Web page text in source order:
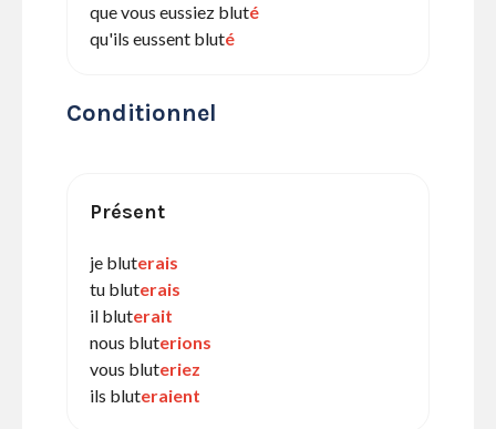
que vous eussiez bluté
qu'ils eussent bluté
Conditionnel
Présent
je bluterais
tu bluterais
il bluterait
nous bluterions
vous bluteriez
ils bluteraient